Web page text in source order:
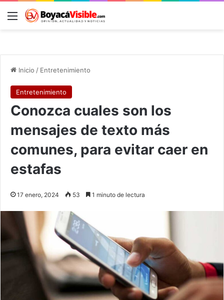
Menú
Inicio / Entretenimiento
Entretenimiento
Conozca cuales son los
mensajes de texto más
comunes, para evitar caer en
estafas
17 enero, 2024 53 1 minuto de lectura